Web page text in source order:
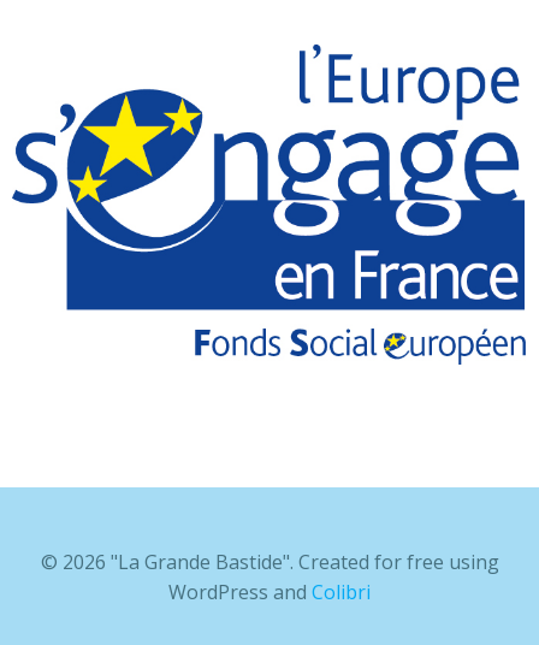
© 2026 "La Grande Bastide". Created for free using
WordPress and Colibri